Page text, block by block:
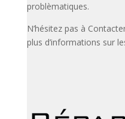
problèmatiques.
N’hésitez pas à
plus d’informations sur